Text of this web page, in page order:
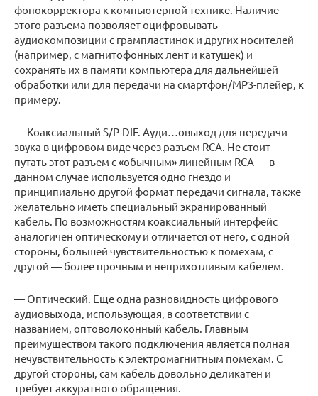
фонокорректора к компьютерной технике. Наличие
этого разъема позволяет оцифровывать
аудиокомпозиции с грампластинок и других носителей
(например, с магнитофонных лент и катушек) и
сохранять их в памяти компьютера для дальнейшей
обработки или для передачи на смартфон/MP3-плейер, к
примеру.
— Коаксиальный S/P-DIF. Ауди…овыход для передачи
звука в цифровом виде через разъем RCA. Не стоит
путать этот разъем с «обычным» линейным RCA — в
данном случае используется одно гнездо и
принципиально другой формат передачи сигнала, также
желательно иметь специальный экранированный
кабель. По возможностям коаксиальный интерфейс
аналогичен оптическому и отличается от него, с одной
стороны, большей чувствительностью к помехам, с
другой — более прочным и неприхотливым кабелем.
— Оптический. Еще одна разновидность цифрового
аудиовыхода, использующая, в соответствии с
названием, оптоволоконный кабель. Главным
преимуществом такого подключения является полная
нечувствительность к электромагнитным помехам. С
другой стороны, сам кабель довольно деликатен и
требует аккуратного обращения.